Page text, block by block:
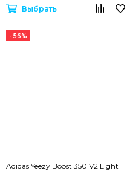
Выбрать
- 56%
Adidas Yeezy Boost 350 V2 Light